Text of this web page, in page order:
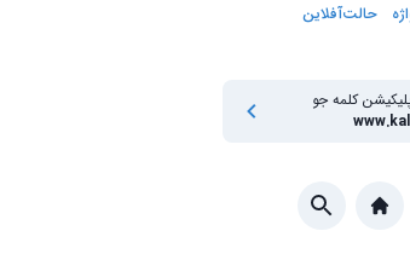
حالت‌آفلاین
کلمه جو